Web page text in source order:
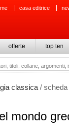
casa editrice
offerte top ten
classica /
mondo